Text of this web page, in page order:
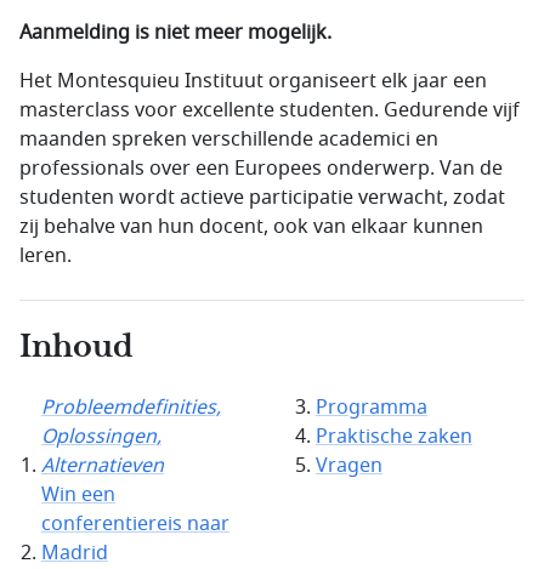
Aanmelding is niet meer mogelijk.
Het Montesquieu Instituut organiseert elk jaar een
masterclass voor excellente studenten. Gedurende vijf
maanden spreken verschillende academici en
professionals over een Europees onderwerp. Van de
studenten wordt actieve participatie verwacht, zodat
zij behalve van hun docent, ook van elkaar kunnen
leren.
Inhoud
Probleemdefinities,
Oplossingen,
Alternatieven
Win een
conferentiereis naar
Madrid
Programma
Praktische zaken
Vragen